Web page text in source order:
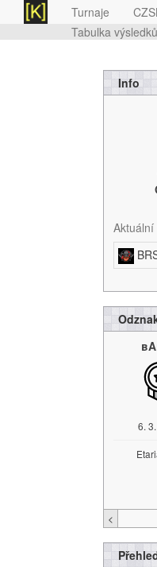
Turnaje
Tabulka výsledků
Info
6.
<